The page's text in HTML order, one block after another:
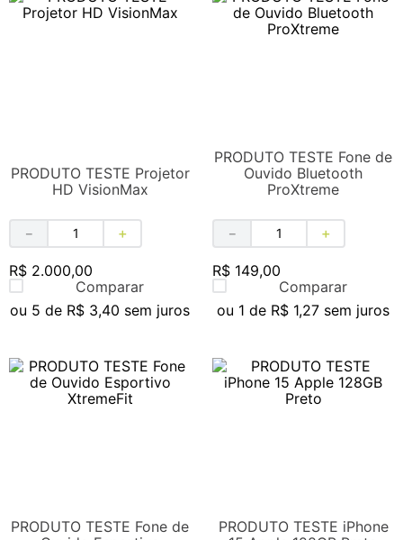
PRODUTO TESTE Projetor
HD VisionMax
＋
－
R$ 2.000,00
Comparar
ou 5 de R$ 3,40 sem juros
PRODUTO TESTE Fone de
Ouvido Bluetooth
ProXtreme
＋
－
R$ 149,00
Comparar
ou 1 de R$ 1,27 sem juros
PRODUTO TESTE Fone de
PRODUTO TESTE iPhone